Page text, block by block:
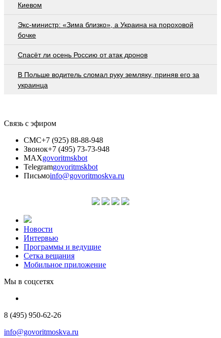
Киевом
Экс-министр: «Зима близко», а Украина на пороховой
бочке
Спасёт ли осень Россию от атак дронов
В Польше водитель сломал руку земляку, приняв его за
украинца
Связь с эфиром
СМС+7 (925) 88-88-948
Звонок+7 (495) 73-73-948
MAXgovoritmskbot
Telegramgovoritmskbot
Письмоinfo@govoritmoskva.ru
Новости
Интервью
Программы и ведущие
Сетка вещания
Мобильное приложение
Мы в соцсетях
8 (495) 950-62-26
info@govoritmoskva.ru